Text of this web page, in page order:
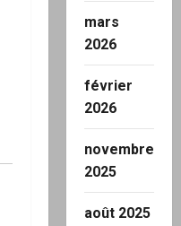
mars
2026
février
2026
novembre
2025
août 2025